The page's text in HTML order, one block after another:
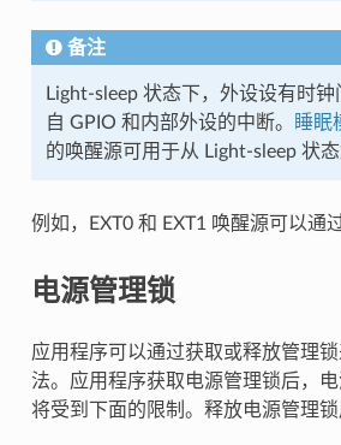
备注
Light-sleep 状态下，外设设有时
自 GPIO 和内部外设的中断。
睡眠
的唤醒源可用于从 Light-sleep 状态
例如，EXT0 和 EXT1 唤醒源可以通
电源管理锁
应用程序可以通过获取或释放管理
法。应用程序获取电源管理锁后，
将受到下面的限制。释放电源管理锁